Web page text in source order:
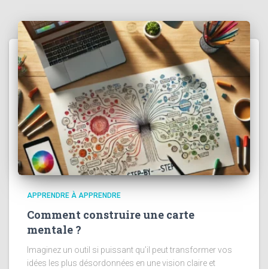
APPRENDRE À APPRENDRE
Comment construire une carte
mentale ?
Imaginez un outil si puissant qu’il peut transformer vos
idées les plus désordonnées en une vision claire et